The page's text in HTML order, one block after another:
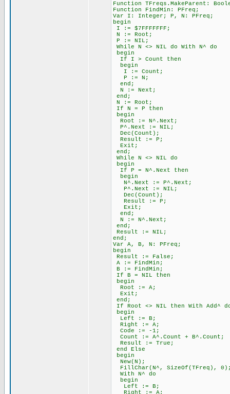
Function TFreqs.MakeParent:
Function FindMin: PFreq;
Var I: Integer; P, N: PFreq;
begin
I := $7FFFFFFF;
N := Root;
P := NIL;
While N <> NIL do With N^ do
begin
If I > Count then
begin
I := Count;
P := N;
end;
N := Next;
end;
N := Root;
If N = P then
begin
Root := N^.Next;
P^.Next := NIL;
Dec(Count);
Result := P;
Exit;
end;
While N <> NIL do
begin
If P = N^.Next then
begin
N^.Next := P^.Next;
P^.Next := NIL;
Dec(Count);
Result := P;
Exit;
end;
N := N^.Next;
end;
Result := NIL;
end;
Var A, B, N: PFreq;
begin
Result := False;
A := FindMin;
B := FindMin;
If B = NIL then
begin
Root := A;
Exit;
end;
If Root <> NIL then With Add^
begin
Left := B;
Right := A;
Code := -1;
Count := A^.Count + B^.Count;
Result := True;
end Else
begin
New(N);
FillChar(N^, SizeOf(TFreq),
With N^ do
begin
Left := B;
Right := A;